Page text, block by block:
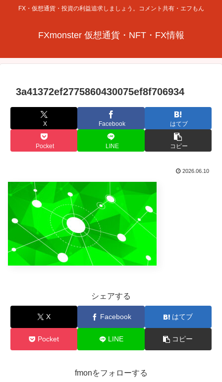
FX・仮想通貨・投資の利益追求しましょう。コメント共有・エフもん
FXmonster 仮想通貨・NFT・FX情報
3a41372ef2775860430075ef8f706934
X Facebook はてブ
Pocket LINE コピー
2026.06.10
シェアする
X Facebook はてブ
Pocket LINE コピー
fmonをフォローする